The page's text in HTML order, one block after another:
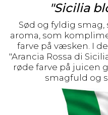
"Sicilia
Sød og fyldig
aroma, som
farve på væsken. I
"Arancia Rossa di
røde farve på juicen
smagfuld og